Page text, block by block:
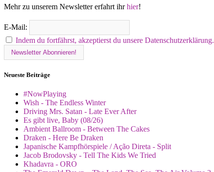
Mehr zu unserem Newsletter erfahrt ihrhier!
E-Mail:
Indem du fortfährst, akzeptierst du unsere Datenschutzerklärung.
Neueste Beiträge
#NowPlaying
Wish - The Endless Winter
Driving Mrs. Satan - Late Ever After
Es gibt live, Baby (08/26)
Ambient Ballroom - Between The Cakes
Draken - Here Be Draken
Japanische Kampfhörspiele / Ação Direta - Split
Jacob Brodovsky - Tell The Kids We Tried
Khadavra - ORO